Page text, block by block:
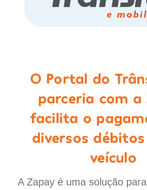
O Portal do
parceria com a
facilita o
diversos
veículo
A Zapay é uma solução